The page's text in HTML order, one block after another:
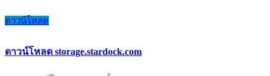
ดาวน์โหลด
ดาวน์โหลด storage.stardock.com